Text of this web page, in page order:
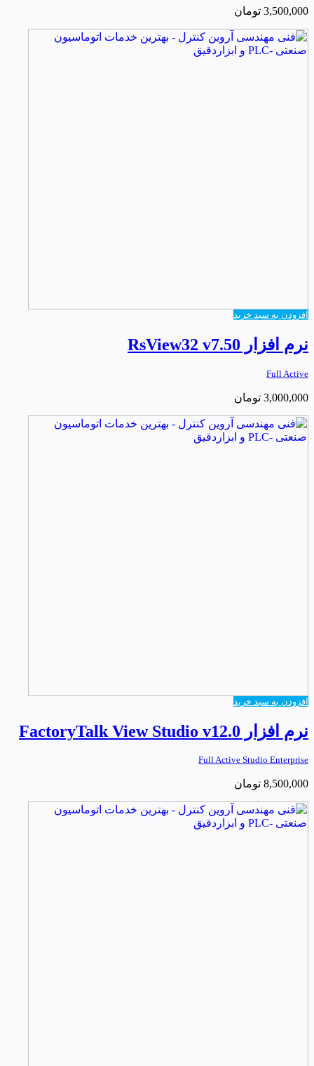
3,500,000 تومان
افزودن به سبد خرید
نرم افزار RsView32 v7.50
Full Active
3,000,000 تومان
افزودن به سبد خرید
نرم افزار FactoryTalk View Studio v12.0
Full Active Studio Enterprise
8,500,000 تومان